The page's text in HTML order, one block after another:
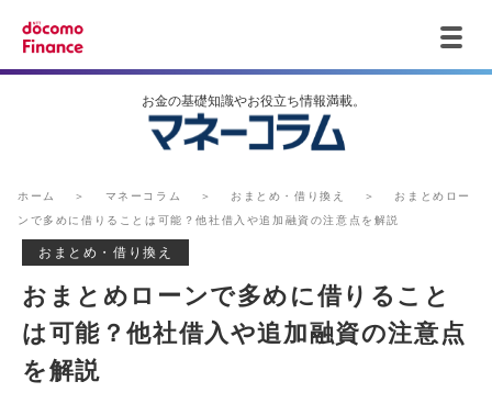
ホーム マネーコラム おまとめ・借り換え
おまとめロー
ンで多めに借りることは可能？他社借入や追加融資の注意点を解説
おまとめ・借り換え
おまとめローンで多めに借りること
は可能？他社借入や追加融資の注意点
を解説